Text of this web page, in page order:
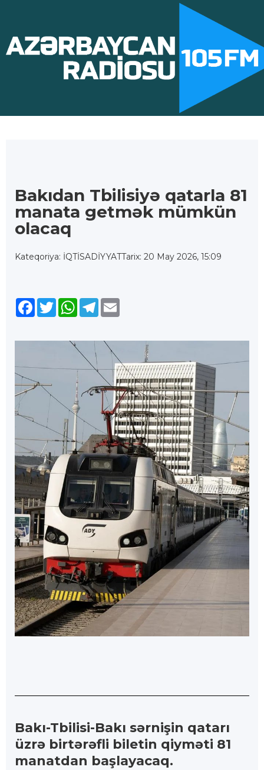
Bakıdan Tbilisiyə qatarla 81
manata getmək mümkün
olacaq
Kateqoriya: İQTİSADİYYATTarix: 20 May 2026, 15:09
Facebook
TwitterWhatsApp
Telegram
Bakı-Tbilisi-Bakı sərnişin qatarı
üzrə birtərəfli biletin qiyməti 81
manatdan başlayacaq.